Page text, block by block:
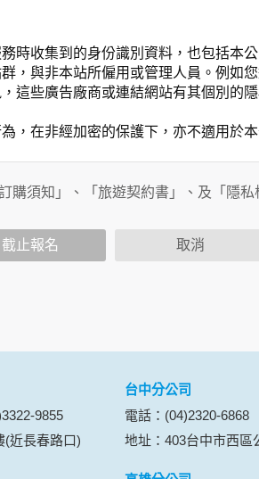
時收集到的身份識別資料，也包括本
，與非本站所僱用或管理人員。例如
這些廣告廠商或連結網站有其個別的
，在非經加密的保護下，亦不適用於
人的資料，其範圍如下：
備的 IP 位址、使用時間、使用的瀏覽
份證字號、電子郵件、出生日期、性
的相關記錄，包括您使用連線設備的
覽器在本網站內部所瀏覽的網頁，除
連結本網站，也可能蒐集您個人的資
購須知」、「旅遊契約書」、及「隱私
截止報名 取消
9855
(近長春路口)
台中分公司
電話：(04)2320-6868
地址：403台中市西區